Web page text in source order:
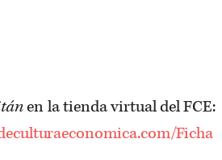
en la tienda virtual del FCE:
Ficha